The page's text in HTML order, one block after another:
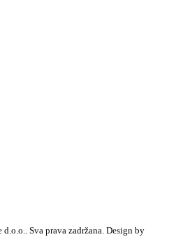
Sva prava zadržana. Design by